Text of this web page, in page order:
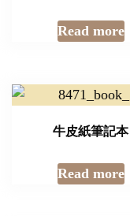
Read more
牛皮紙筆記本
Read more